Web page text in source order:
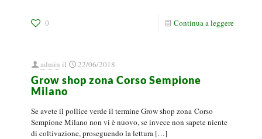
0 Continua a leggere
admin il 22/06/2018
Grow shop zona Corso Sempione
Milano
Se avete il pollice verde il termine Grow shop zona Corso
Sempione Milano non vi è nuovo, se invece non sapete niente
di coltivazione, proseguendo la lettura […]